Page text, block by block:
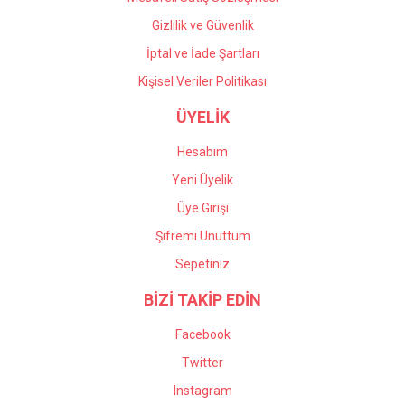
Gizlilik ve Güvenlik
İptal ve İade Şartları
Kişisel Veriler Politikası
ÜYELİK
Hesabım
Yeni Üyelik
Üye Girişi
Şifremi Unuttum
Sepetiniz
BİZİ TAKİP EDİN
Facebook
Twitter
Instagram